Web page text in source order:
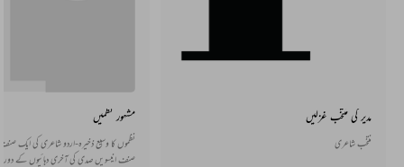
مدیر کی منتخب غزلیں
منتخب شاعری
مشہور نظمیں
نظموں کا وسیع ذخیرہ-اردو شاعری کی ایک
صنف انیسویں صدی کی آخری دہائیوں کے